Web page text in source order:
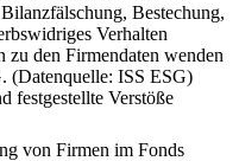
Bestechung,
Verhalten
den Firmendaten wenden
(Datenquelle: ISS ESG)
festgestellte Verstöße
von Firmen im Fonds